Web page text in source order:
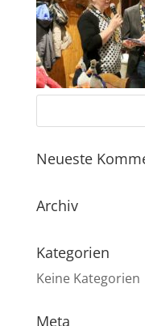
Neueste
Archiv
Kategorien
Keine Kategorien
Meta